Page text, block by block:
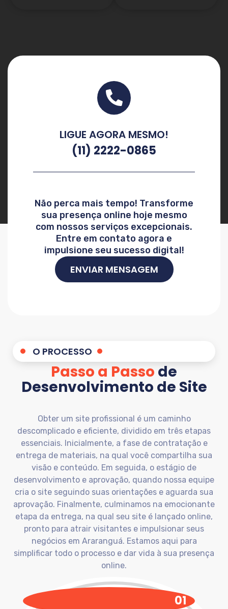
LIGUE AGORA MESMO!
(11) 2222-0865
Não perca mais tempo! Transforme
sua presença online hoje mesmo
com nossos serviços excepcionais.
Entre em contato agora e
impulsione seu sucesso digital!
ENVIAR MENSAGEM
O PROCESSO
Passo a Passo de
Desenvolvimento de Site
Obter um site profissional é um caminho
descomplicado e eficiente, dividido em três etapas
essenciais. Inicialmente, a fase de contratação e
entrega de materiais, na qual você compartilha sua
visão e conteúdo. Em seguida, o estágio de
desenvolvimento e aprovação, quando nossa equipe
cria o site seguindo suas orientações e aguarda sua
aprovação. Finalmente, culminamos na emocionante
etapa da entrega, na qual seu site é lançado online,
pronto para atrair visitantes e impulsionar seus
negócios em Araranguá. Estamos aqui para
simplificar todo o processo e dar vida à sua presença
online.
01